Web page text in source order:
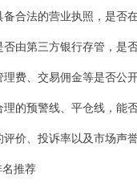
合法的营业执照，是否
由第三方银行存管，是
费、交易佣金等是否公
的预警线、平仓线，能
价、投诉率以及市场声誉
推荐